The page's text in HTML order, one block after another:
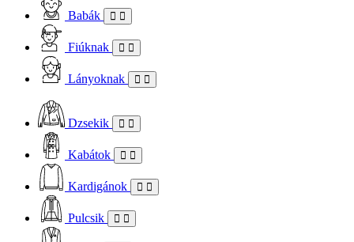
Babák
Fiúknak
Lányoknak
Dzsekik
Kabátok
Kardigánok
Pulcsik